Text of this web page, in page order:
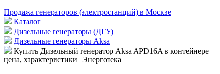
Продажа генераторов (электростанций) в Москве
Каталог
Дизельные генераторы (ДГУ)
Дизельные генераторы Aksa
Купить Дизельный генератор Aksa APD16A в контейнере –
цена, характеристики | Энерготека